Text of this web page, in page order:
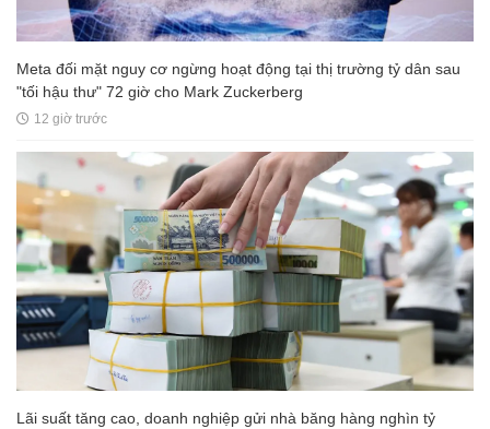
Meta đối mặt nguy cơ ngừng hoạt động tại thị trường tỷ dân sau
"tối hậu thư" 72 giờ cho Mark Zuckerberg
12 giờ trước
Lãi suất tăng cao, doanh nghiệp gửi nhà băng hàng nghìn tỷ